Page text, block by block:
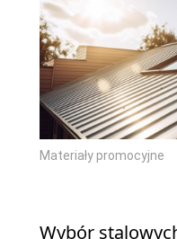
Materiały promocyjne
Wybór